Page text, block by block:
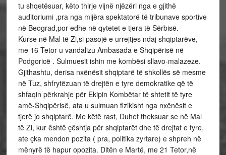
tu shqetësuar, këto thirje vijnë njëzëri nga e gjithë
auditoriumi ,pra nga mijëra spektatorë të tribunave sportive
në Beograd,por edhe në qytetet e tjera të Sërbisë.
Kurse në Mal të Zi,si pasojë e urrejtjes ndaj shqiptarëve,
me 16 Tetor u vandalizu Ambasada e Shqipërisë në
Podgoricë . Sulmuesit ishin me kombësi sllavo-malazeze.
Gjithashtu, derisa nxënësit shqiptarë të shkollës së mesme
në Tuz, shfrytëzuan të drejtën e tyre demokratike që të
shfaqin përkrahje për Ekipin Kombëtar të shtetit të tyre
amë-Shqipërisë, ata u sulmuan fizikisht nga nxënësit e
tjerë jo shqiptarë. Me këtë rast, Duhet theksuar se në Mal
të Zi, kur është çështja për shqiptarët dhe të drejtat e tyre,
ate çka mendon pozita ( pra, politika zyrtare) e shpreh në
mënyrë të hapur opozita. Ditën e Martë, me 21 Tetor,në